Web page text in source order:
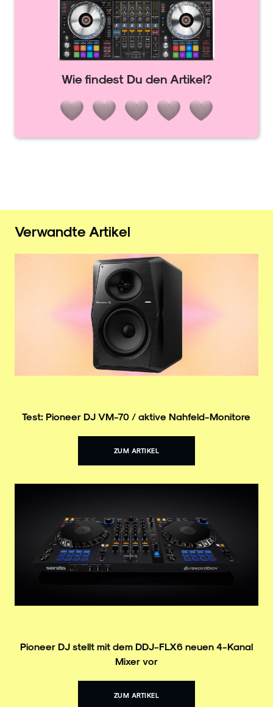
Wie findest Du den Artikel?
Verwandte Artikel
Test: Pioneer DJ VM-70 / aktive Nahfeld-Monitore
ZUM ARTIKEL
Pioneer DJ stellt mit dem DDJ-FLX6 neuen 4-Kanal
Mixer vor
ZUM ARTIKEL